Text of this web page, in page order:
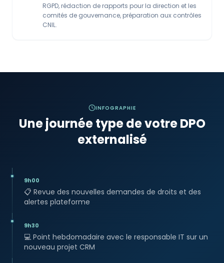
RGPD, rédaction de rapports pour la direction et les
comités de gouvernance, préparation aux contrôles
CNIL.
INFOGRAPHIE
Une journée type de votre DPO
externalisé
9h00
📋 Revue des nouvelles demandes de droits et des
alertes plateforme
9h30
💻 Point hebdomadaire avec le responsable IT sur un
nouveau projet CRM